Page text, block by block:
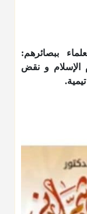
ببصائرهم:
و نقض